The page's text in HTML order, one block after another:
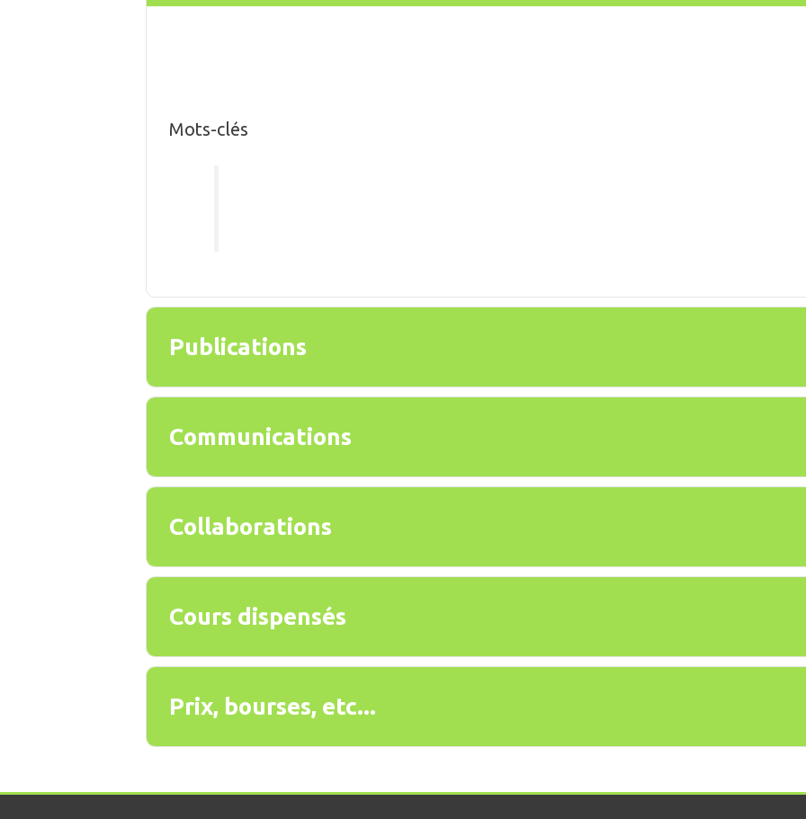
Mots-clés
Publications
Communications
Collaborations
Cours dispensés
Prix, bourses, etc...